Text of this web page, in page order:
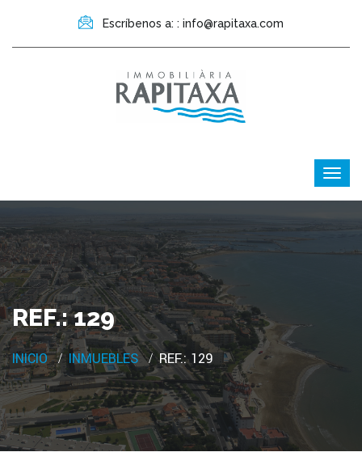
Escríbenos a: : info@rapitaxa.com
REF.: 129
INICIO INMUEBLES REF.: 129